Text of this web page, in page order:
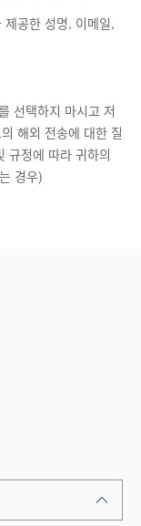
공한 성명, 이메일,
선택하지 마시고 저
해외 전송에 대한 질
규정에 따라 귀하의
경우)